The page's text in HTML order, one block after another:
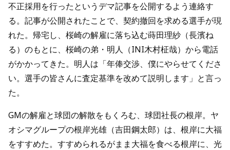
不正採用を行ったというデマ記事を公開するよう連絡す
る。記事が公開されたことで、契約撤回を求める選手が現
れた。帰宅し、桜崎の解雇に落ち込む蒔田理紗（長濱ね
る）のもとに、桜崎の弟・明人（INI木村柾哉）から電話
がかかってきた。明人は「年俸交渉、僕にやらせてくださ
い。選手の皆さんに査定基準を改めて説明します」と言っ
た。
GMの解雇と球団の解散をもくろむ、球団社長の根岸。ヤ
オシマグループの根岸光雄（吉田鋼太郎）は、根岸に大福
をすすめた。すすめられるがまま大福を食べる根岸に、光